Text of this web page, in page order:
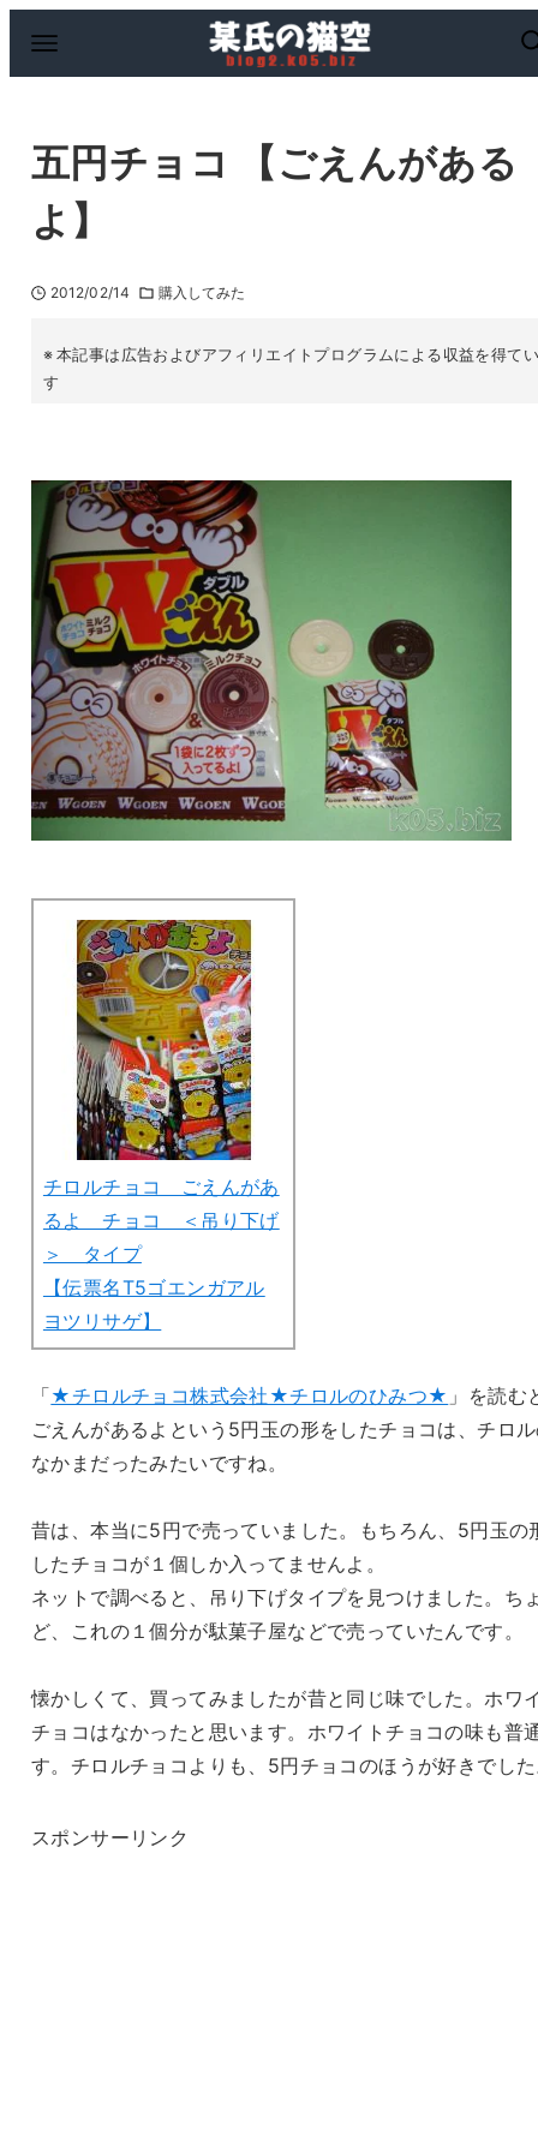
五円チョコ 【ごえんがある
よ】
2012/02/14 購入してみた
本記事は広告およびアフィリエイトプログラムによる収益を得て
す
チロルチョコ ごえんがあ
るよ チョコ ＜吊り下げ
＞ タイプ
【伝票名T5ゴエンガアル
ヨツリサゲ】
「★チロルチョコ株式会社★チロルのひみつ★ 」を読む
ごえんがあるよという5円玉の形をしたチョコは、チロ
なかまだったみたいですね。
昔は、本当に5円で売っていました。もちろん、5円玉の
したチョコが１個しか入ってませんよ。
ネットで調べると、吊り下げタイプを見つけました。ち
ど、これの１個分が駄菓子屋などで売っていたんです。
懐かしくて、買ってみましたが昔と同じ味でした。ホワ
チョコはなかったと思います。ホワイトチョコの味も普
す。チロルチョコよりも、5円チョコのほうが好きでし
スポンサーリンク